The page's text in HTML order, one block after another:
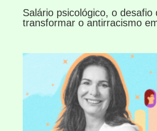
Salário psicológico, o desafio
transformar o antirracismo